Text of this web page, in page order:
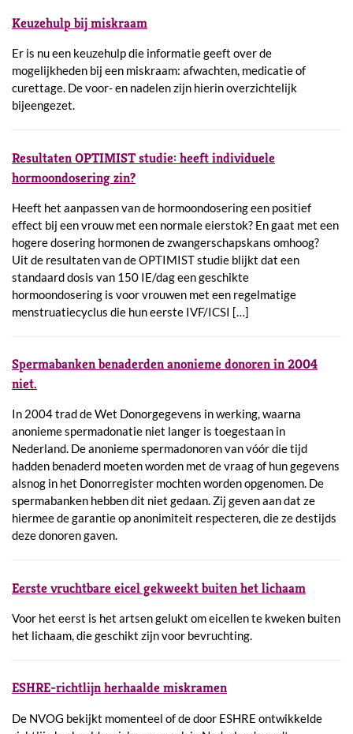
Keuzehulp bij miskraam
Er is nu een keuzehulp die informatie geeft over de
mogelijkheden bij een miskraam: afwachten, medicatie of
curettage. De voor- en nadelen zijn hierin overzichtelijk
bijeengezet.
Resultaten OPTIMIST studie: heeft individuele
hormoondosering zin?
Heeft het aanpassen van de hormoondosering een positief
effect bij een vrouw met een normale eierstok? En gaat met een
hogere dosering hormonen de zwangerschapskans omhoog?
Uit de resultaten van de OPTIMIST studie blijkt dat een
standaard dosis van 150 IE/dag een geschikte
hormoondosering is voor vrouwen met een regelmatige
menstruatiecyclus die hun eerste IVF/ICSI […]
Spermabanken benaderden anonieme donoren in 2004
niet.
In 2004 trad de Wet Donorgegevens in werking, waarna
anonieme spermadonatie niet langer is toegestaan in
Nederland. De anonieme spermadonoren van vóór die tijd
hadden benaderd moeten worden met de vraag of hun gegevens
alsnog in het Donorregister mochten worden opgenomen. De
spermabanken hebben dit niet gedaan. Zij geven aan dat ze
hiermee de garantie op anonimiteit respecteren, die ze destijds
deze donoren gaven.
Eerste vruchtbare eicel gekweekt buiten het lichaam
Voor het eerst is het artsen gelukt om eicellen te kweken buiten
het lichaam, die geschikt zijn voor bevruchting.
ESHRE-richtlijn herhaalde miskramen
De NVOG bekijkt momenteel of de door ESHRE ontwikkelde